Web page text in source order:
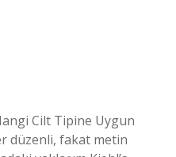
Cilt Tipine Uygun
düzenli, fakat metin